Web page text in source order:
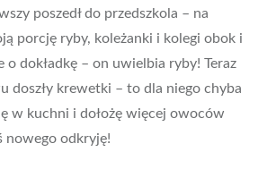
poszedł do przedszkola – na
porcję ryby, koleżanki i kolegi obok i
o dokładkę – on uwielbia ryby! Teraz
doszły krewetki – to dla niego chyba
w kuchni i dołożę więcej owoców
nowego odkryję!